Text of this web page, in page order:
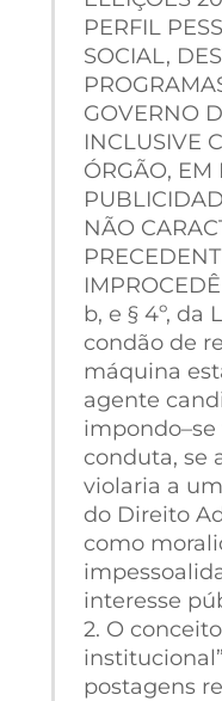
PERFIL
SOCIAL,
GOVERNO
INCLUSIVE
ÓRGÃO, EM
NÃO
b, e § 4º, da
condão de
máquina
agente
conduta, se
violaria a
do Direito
como
interesse
2. O
postagens